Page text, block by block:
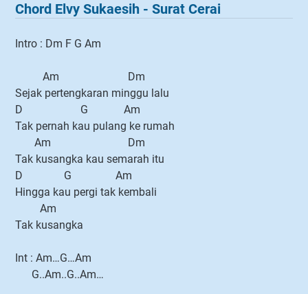
Chord Elvy Sukaesih - Surat Cerai
Intro : Dm F G Am
Am Dm
Sejak pertengkaran minggu lalu
D G Am
Tak pernah kau pulang ke rumah
Am Dm
Tak kusangka kau semarah itu
D G Am
Hingga kau pergi tak kembali
Am
Tak kusangka
Int : Am…G…Am
G..Am..G..Am…